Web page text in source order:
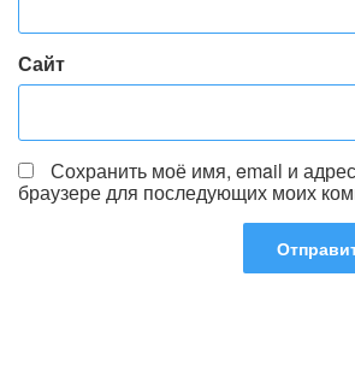
Сайт
Сохранить моё имя, email и
браузере для последующих моих